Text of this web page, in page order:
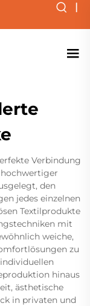
|
Verbindung
den
jedes einzelnen
Textilprodukte
mit
weiche,
zu
hinaus
ästhetische
in privaten und